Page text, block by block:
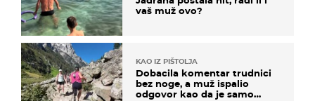
vaš muž ovo?
KAO IZ PIŠTOLJA
Dobacila komentar trudnici
bez noge, a muž ispalio
odgovor kao da je samo